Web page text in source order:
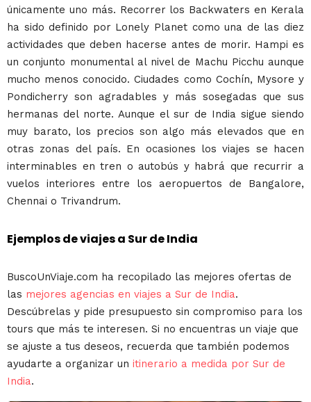
únicamente uno más. Recorrer los Backwaters en Kerala
ha sido definido por Lonely Planet como una de las diez
actividades que deben hacerse antes de morir. Hampi es
un conjunto monumental al nivel de Machu Picchu aunque
mucho menos conocido. Ciudades como Cochín, Mysore y
Pondicherry son agradables y más sosegadas que sus
hermanas del norte. Aunque el sur de India sigue siendo
muy barato, los precios son algo más elevados que en
otras zonas del país. En ocasiones los viajes se hacen
interminables en tren o autobús y habrá que recurrir a
vuelos interiores entre los aeropuertos de Bangalore,
Chennai o Trivandrum.
Ejemplos de viajes a Sur de India
BuscoUnViaje.com ha recopilado las mejores ofertas de
las mejores agencias en viajes a Sur de India.
Descúbrelas y pide presupuesto sin compromiso para los
tours que más te interesen. Si no encuentras un viaje que
se ajuste a tus deseos, recuerda que también podemos
ayudarte a organizar un itinerario a medida por Sur de
India.